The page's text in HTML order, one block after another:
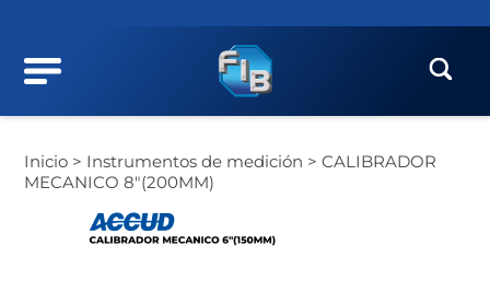
Inicio > Instrumentos de medición >CALIBRADOR
MECANICO 8″(200MM)